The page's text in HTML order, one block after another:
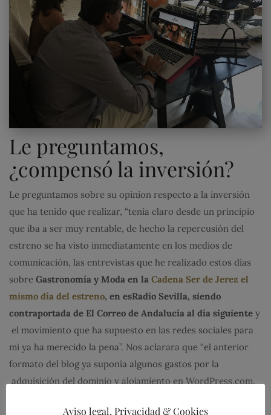
Le preguntamos,
¿compensó la inversión?
Le preguntamos sobre su opinion respecto a la inversión
que ha tenido que realizar, “tenía claro desde un principio
que iba a ser muy rentable, de hecho la repercusión del
estreno se ha visto inmediatamente en los medios de
comunicación, las entrevistas que he realizado estos días
sobre Gastronomía y Moda en la Cadena Ser de Jerez el
mismo día del estreno, en esRadio Sevilla, siendo
contraportada de El Correo de Andalucía al día siguiente y
el movimiento que ha supuesto en las redes sociales para
mi ya ha merecido la pena”. Nos aclarara que “el anterior
formato del blog ya suponía algunos gastos por la
adquisición del dominio y alojamiento en WordPress.com,
Aviso legal, Privacidad & Cookies